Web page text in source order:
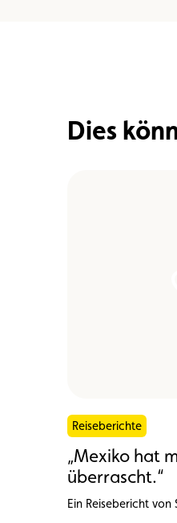
Dies
Reiseberichte
„Mexiko hat
überrascht.“
Ein Reisebericht von